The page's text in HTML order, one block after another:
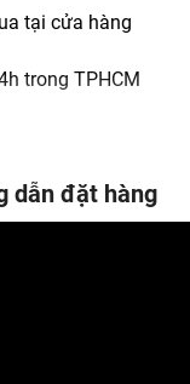
tại cửa hàng
trong TPHCM
dẫn đặt hàng